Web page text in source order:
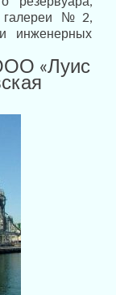
галереи №2,
инженерных
«Луис